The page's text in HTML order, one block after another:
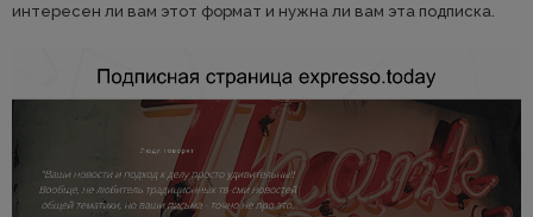
интересен ли вам этот формат и нужна ли вам эта подписка.